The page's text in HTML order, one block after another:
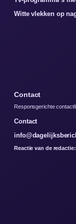
Witte vlekken op
Contact
Responsgerichte
Contact
Reactie van de